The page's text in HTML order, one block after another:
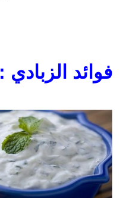
فوائد الزبادي :